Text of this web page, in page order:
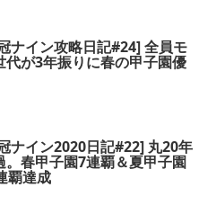
ナイン攻略日記#24] 全員モ
代が3年振りに春の甲子園優
ナイン2020日記#22] 丸20年
。春甲子園7連覇＆夏甲子園
覇達成